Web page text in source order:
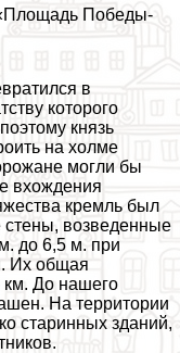
Победы-
в
которого
князь
на холме
могли бы
вхождения
кремль был
возведенные
до 6,5 м. при
Их общая
км. До нашего
На территории
старинных зданий,